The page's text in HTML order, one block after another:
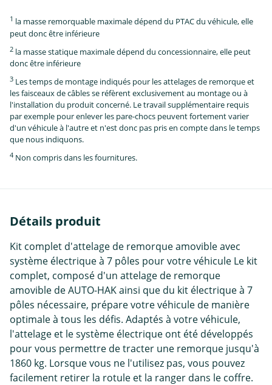
1 la masse remorquable maximale dépend du PTAC du véhicule, elle
peut donc être inférieure
2 la masse statique maximale dépend du concessionnaire, elle peut
donc être inférieure
3 Les temps de montage indiqués pour les attelages de remorque et
les faisceaux de câbles se réfèrent exclusivement au montage ou à
l'installation du produit concerné. Le travail supplémentaire requis
par exemple pour enlever les pare-chocs peuvent fortement varier
d'un véhicule à l'autre et n'est donc pas pris en compte dans le temps
que nous indiquons.
4 Non compris dans les fournitures.
Détails produit
Kit complet d'attelage de remorque amovible avec
système électrique à 7 pôles pour votre véhicule Le kit
complet, composé d'un attelage de remorque
amovible de AUTO-HAK ainsi que du kit électrique à 7
pôles nécessaire, prépare votre véhicule de manière
optimale à tous les défis. Adaptés à votre véhicule,
l'attelage et le système électrique ont été développés
pour vous permettre de tracter une remorque jusqu'à
1860 kg. Lorsque vous ne l'utilisez pas, vous pouvez
facilement retirer la rotule et la ranger dans le coffre.